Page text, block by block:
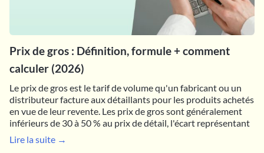
Prix de gros : Définition, formule + comment
calculer (2026)
Le prix de gros est le tarif de volume qu'un fabricant ou un
distributeur facture aux détaillants pour les produits achetés
en vue de leur revente. Les prix de gros sont généralement
inférieurs de 30 à 50 % au prix de détail, l'écart représentant
Lire la suite →